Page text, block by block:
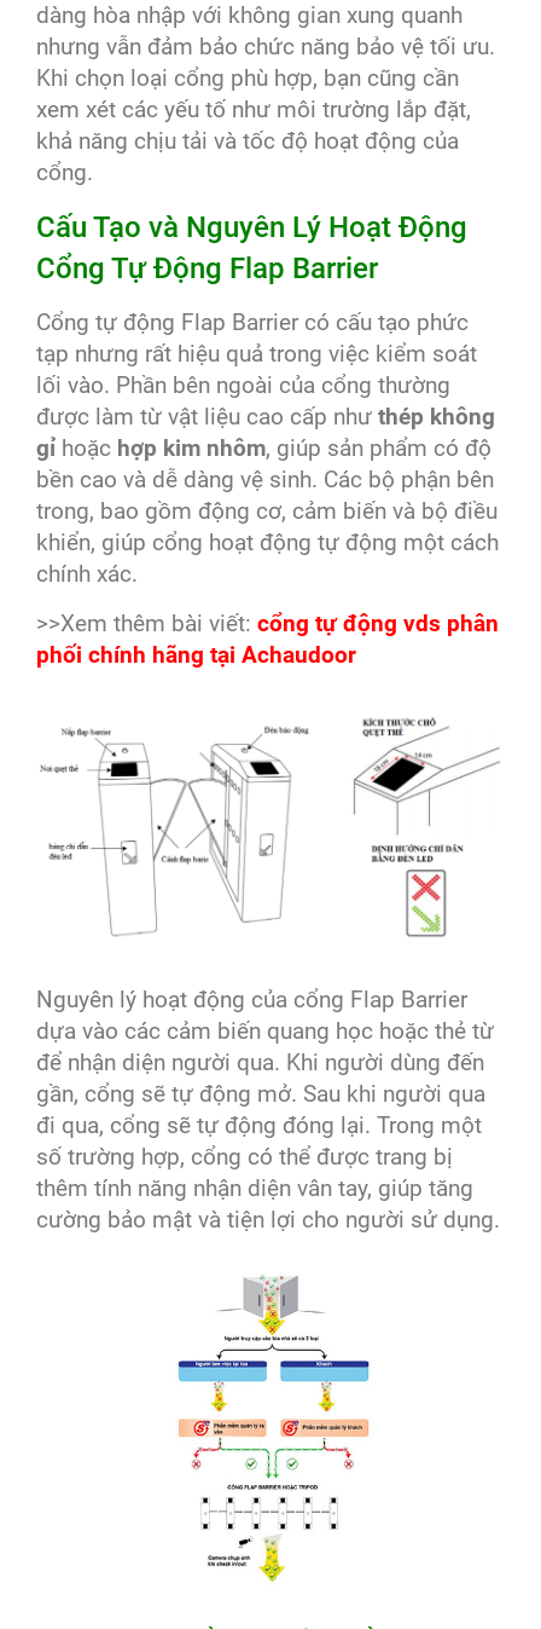
dàng hòa nhập với không gian xung quanh
nhưng vẫn đảm bảo chức năng bảo vệ tối ưu.
Khi chọn loại cổng phù hợp, bạn cũng cần
xem xét các yếu tố như môi trường lắp đặt,
khả năng chịu tải và tốc độ hoạt động của
cổng.
Cấu Tạo và Nguyên Lý Hoạt Động
Cổng Tự Động Flap Barrier
Cổng tự động Flap Barrier có cấu tạo phức
tạp nhưng rất hiệu quả trong việc kiểm soát
lối vào. Phần bên ngoài của cổng thường
được làm từ vật liệu cao cấp như thép không
gỉ hoặc hợp kim nhôm, giúp sản phẩm có độ
bền cao và dễ dàng vệ sinh. Các bộ phận bên
trong, bao gồm động cơ, cảm biến và bộ điều
khiển, giúp cổng hoạt động tự động một cách
chính xác.
>>Xem thêm bài viết: cổng tự động vds phân
phối chính hãng tại Achaudoor
Nguyên lý hoạt động của cổng Flap Barrier
dựa vào các cảm biến quang học hoặc thẻ từ
để nhận diện người qua. Khi người dùng đến
gần, cổng sẽ tự động mở. Sau khi người qua
đi qua, cổng sẽ tự động đóng lại. Trong một
số trường hợp, cổng có thể được trang bị
thêm tính năng nhận diện vân tay, giúp tăng
cường bảo mật và tiện lợi cho người sử dụng.